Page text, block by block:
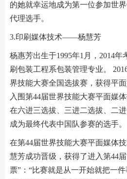
的她就幸运地成为第一位参加世
代理选手。
3.印刷媒体技术——杨慧芳
杨惠芳出生于1995年1月，2014
刷包装工程系包装管理专业。
界技能大赛全国选拔赛，获得平
入围第44届世界技能大赛平面媒
在六进三选拔、三进二选拔、二
成为最终代表中国队参赛的选手。
在第44届世界技能大赛平面媒体
慧芳成功晋级，获得了进入第44
票”：“比赛就是从一开始就把一